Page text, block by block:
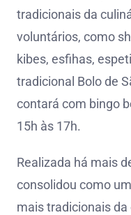
tradicionais da
voluntários, como
kibes, esfihas,
tradicional Bolo de
contará com bingo
15h às 17h.
Realizada há mais
consolidou como
mais tradicionais